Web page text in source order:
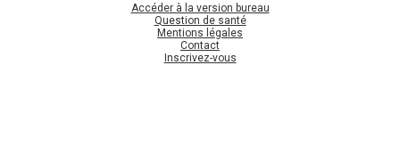
Accéder à la version bureau
Question de santé
Mentions légales
Contact
Inscrivez-vous